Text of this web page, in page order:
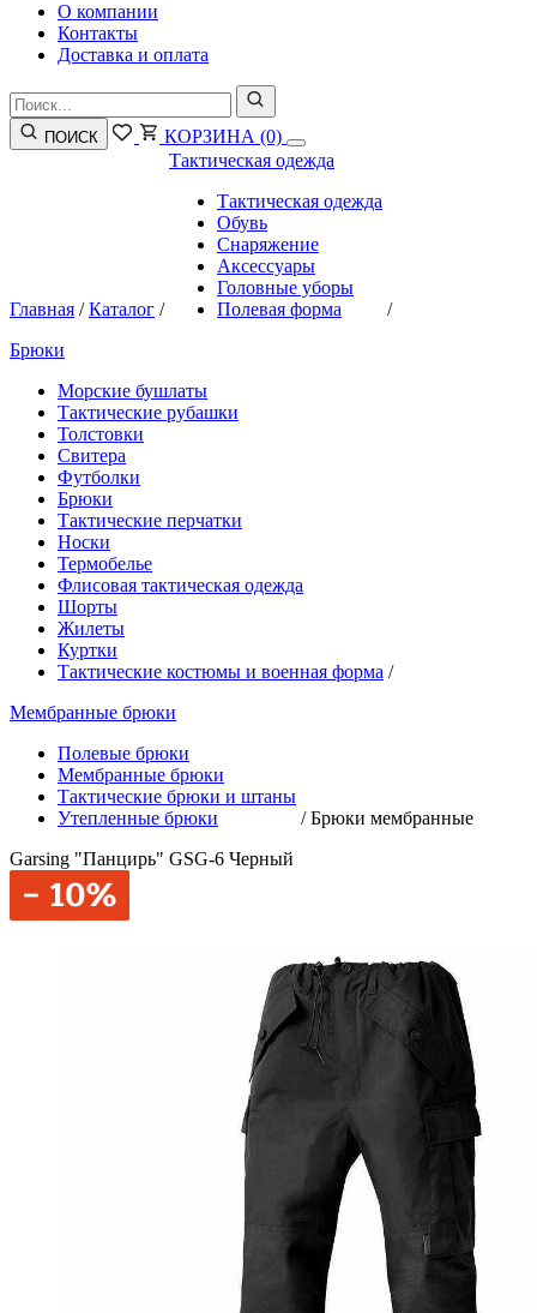
О компании
Контакты
Доставка и оплата
ПОИСК КОРЗИНА (0)
Главная /Каталог /
Тактическая одежда
Тактическая одежда
Обувь
Снаряжение
Аксессуары
Головные уборы
Полевая форма
/
Брюки
Морские бушлаты
Тактические рубашки
Толстовки
Свитера
Футболки
Брюки
Тактические перчатки
Носки
Термобелье
Флисовая тактическая одежда
Шорты
Жилеты
Куртки
Тактические костюмы и военная форма /
Мембранные брюки
Полевые брюки
Мембранные брюки
Тактические брюки и штаны
Утепленные брюки
/Брюки мембранные
Garsing "Панцирь" GSG-6 Черный